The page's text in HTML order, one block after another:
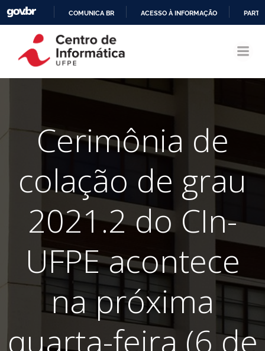
CONTEÚDO
COMUNICA BR ACESSO À INFORMAÇÃO
Cerimônia de
colação de grau
2021.2 do CIn-
UFPE acontece
na próxima
quarta-feira (6 de